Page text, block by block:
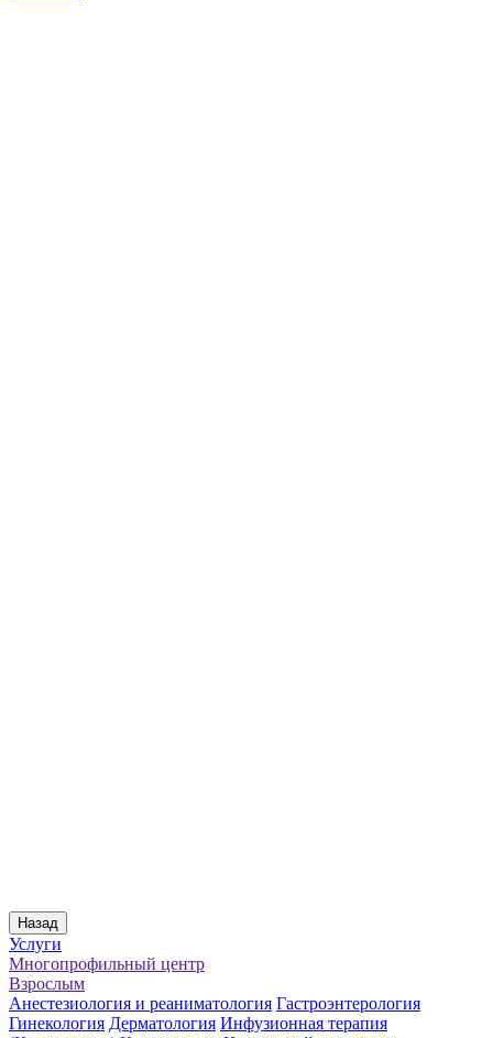
Назад
Услуги
Многопрофильный центр
Взрослым
Анестезиология и реаниматология Гастроэнтерология
Гинекология Дерматология Инфузионная терапия